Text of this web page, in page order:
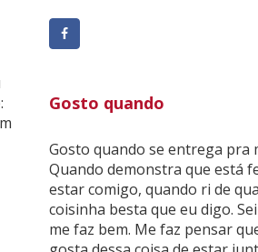
Gosto quando
Gosto quando se entrega pra
Quando demonstra que está
estar comigo, quando ri de
coisinha besta que eu digo.
me faz bem. Me faz pensar